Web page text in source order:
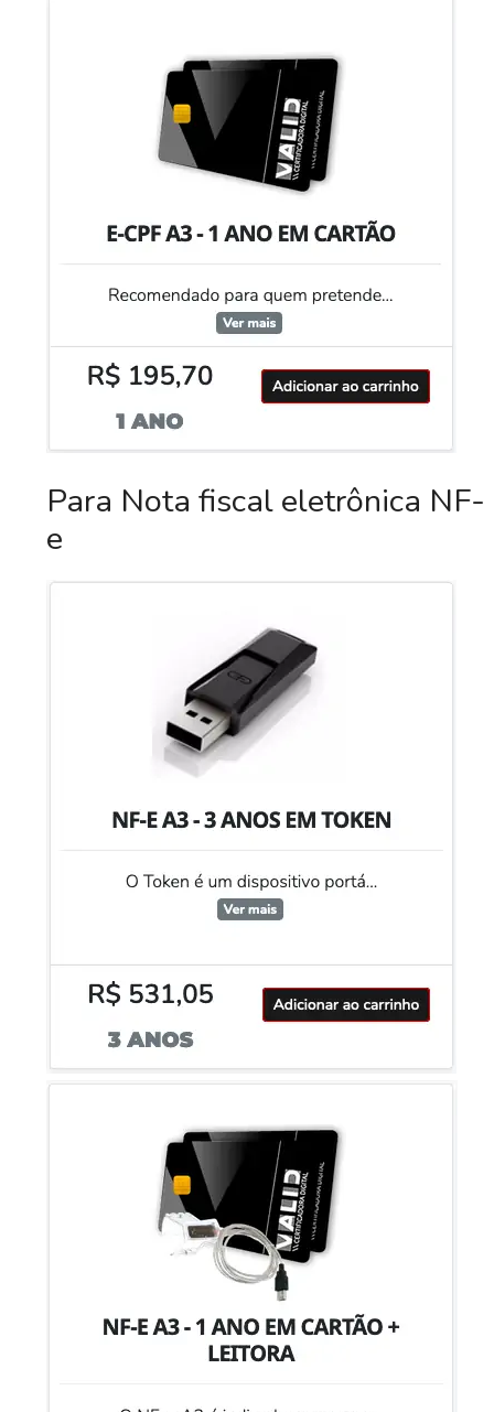
Para Nota fiscal eletrônica NF-
e